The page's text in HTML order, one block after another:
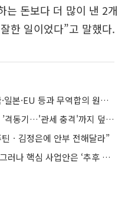
는 돈보다 더 많이 낸 2개
한 일이었다”고 말했다.
트럼프 "관세 소송 지면 한국·일본·EU 등과 무역합의 원점…미국 경제 타격”
트럼프로 뒤바꾼 ‘글로벌 EV ’격동기…'관세 충격'까지 덮친 LG마그나
ㆍ김정은에 안부 전해달라”
싸이월드, 10월 부활 예고…그러나 핵심 사업안은 ‘추후 공개’